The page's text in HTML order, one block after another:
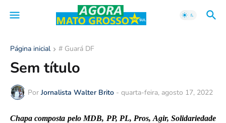
Página inicial # Guará DF
Sem título
Por Jornalista Walter Brito - quarta-feira, agosto 17, 2022
Chapa composta pelo MDB, PP, PL, Pros, Agir, Solidariedade